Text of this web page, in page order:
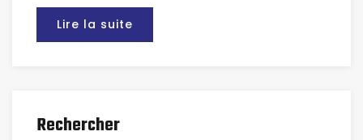
Lire la suite
Rechercher